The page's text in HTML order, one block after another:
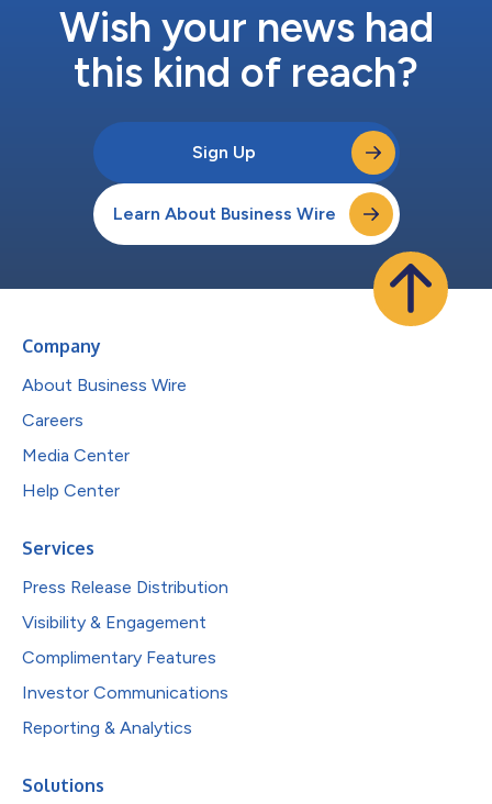
Wish your news had
this kind of reach?
Sign Up
Learn About Business Wire
Company
About Business Wire
Careers
Media Center
Help Center
Services
Press Release Distribution
Visibility & Engagement
Complimentary Features
Investor Communications
Reporting & Analytics
Solutions